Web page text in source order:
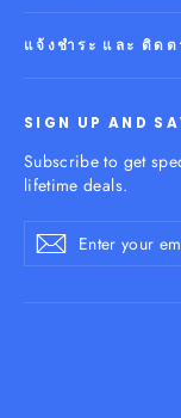
แจ้งชำระ และ ติด
SIGN UP AND
Subscribe to get
lifetime deals.
Enter
your
Subscribe